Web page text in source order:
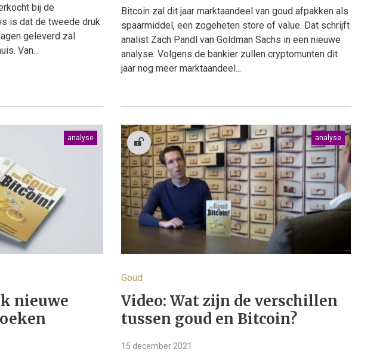
bij de
is dat de tweede druk
geleverd zal
Van...
Bitcoin zal dit jaar marktaandeel van goud afpakken als
spaarmiddel, een zogeheten store of value. Dat schrijft
analist Zach Pandl van Goldman Sachs in een nieuwe
analyse. Volgens de bankier zullen cryptomunten dit
jaar nog meer marktaandeel...
analyse
nieuwe
analyse
Goud
Video: Wat zijn de verschillen
tussen goud en Bitcoin?
15 december 2021